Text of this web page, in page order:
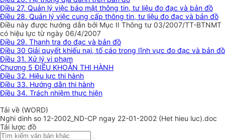
Điều 27. Quản lý việc bảo mật thông tin, tư liệu đo đạc và bản đồ
Điều 28. Quản lý việc cung cấp thông tin, tư liệu đo đạc và bản đồ
Điều này được hướng dẫn bởi Mục II Thông tư 03/2007/TT-BTNMT
có hiệu lực từ ngày 06/4/2007
Điều 29. Thanh tra đo đạc và bản đồ
Điều 30 Giải quyết khiếu nại, tố cáo trong lĩnh vực đo đạc và bản đồ
Điều 31. Xử lý vi phạm
Chương 5 ĐIỀU KHOẢN THI HÀNH
Điều 32. Hiệu lực thi hành
Điều 33. Hướng dẫn thi hành
Điều 34. Trách nhiệm thực hiện
Tải về (WORD)
Nghi dinh so 12-2002_ND-CP ngay 22-01-2002 (Het hieu luc).doc
Tải lược đồ